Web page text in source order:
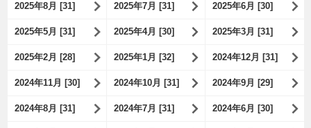
2025年8月 [31] 2025年7月 [31] 2025年6月 [30]
2025年5月 [31] 2025年4月 [30] 2025年3月 [31]
2025年2月 [28] 2025年1月 [32] 2024年12月 [31]
2024年11月 [30] 2024年10月 [31] 2024年9月 [29]
2024年8月 [31] 2024年7月 [31] 2024年6月 [30]